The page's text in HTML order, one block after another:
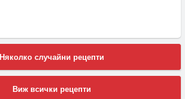
Няколко случайни рецепти
Виж всички рецепти